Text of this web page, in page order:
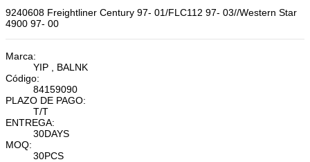
9240608 Freightliner Century 97- 01/FLC112 97- 03//Western Star
4900 97- 00
Marca:
YIP , BALNK
Código:
84159090
PLAZO DE PAGO:
T/T
ENTREGA:
30DAYS
MOQ:
30PCS